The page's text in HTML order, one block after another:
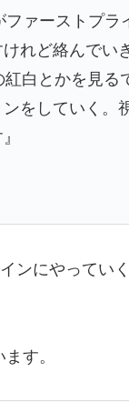
ァーストプラ
れど絡んでい
白とかを見る
をしていく。
ンにやってい
す。